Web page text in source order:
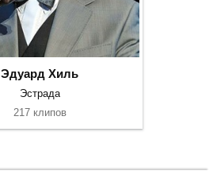
Эдуард Хиль
Эстрада
217 клипов